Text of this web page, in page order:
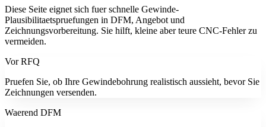
Diese Seite eignet sich fuer schnelle Gewinde-
Plausibilitaetspruefungen in DFM, Angebot und
Zeichnungsvorbereitung. Sie hilft, kleine aber teure CNC-Fehler zu
vermeiden.
Vor RFQ
Pruefen Sie, ob Ihre Gewindebohrung realistisch aussieht, bevor Sie
Zeichnungen versenden.
Waerend DFM